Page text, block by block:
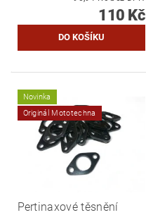
110 Kč
Novinka
Originál Mototechna
Pertinaxové těsnění